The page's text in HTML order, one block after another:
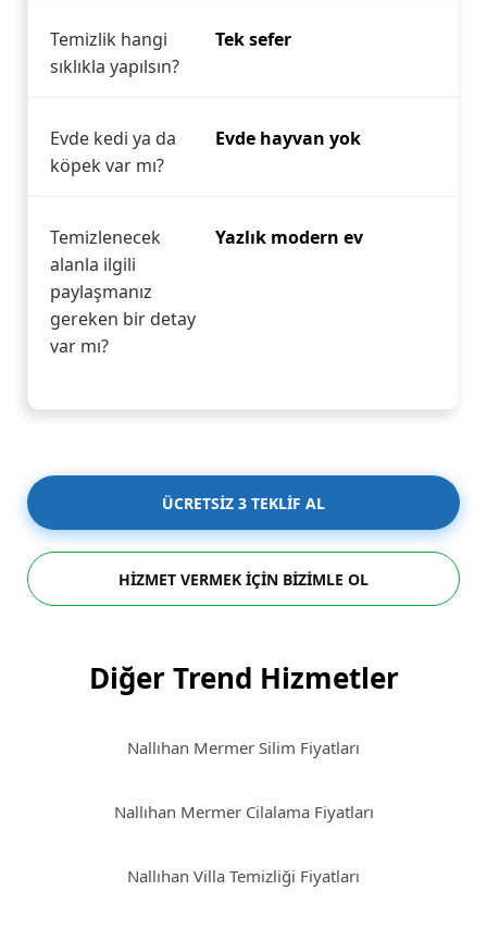
Temizlik hangi
sıklıkla yapılsın?
Tek sefer
Evde kedi ya da
köpek var mı?
Evde hayvan yok
Temizlenecek
alanla ilgili
paylaşmanız
gereken bir detay
var mı?
Yazlık modern ev
ÜCRETSİZ 3 TEKLİF AL
HİZMET VERMEK İÇİN BİZİMLE OL
Diğer Trend Hizmetler
Nallıhan Mermer Silim Fiyatları
Nallıhan Mermer Cilalama Fiyatları
Nallıhan Villa Temizliği Fiyatları